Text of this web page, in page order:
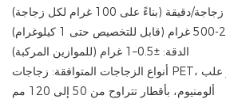
الدقة: ±0.5–1 غرام (للموازين المركبة)
أنواع الزجاجات المتوافقة: زجاجات PET، أو علب بلاستيكية، أو علب
ألومنيوم، بأقطار تتراوح من 50 إلى 120 مم